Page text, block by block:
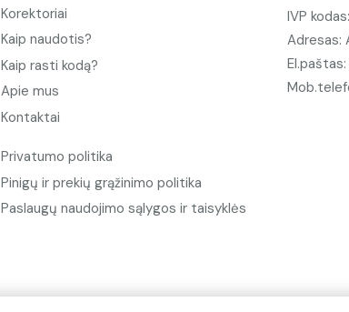
Korektoriai
Kaip naudotis?
Kaip rasti kodą?
Apie mus
Kontaktai
Privatumo politika
Pinigų ir prekių grąžinimo politika
Paslaugų naudojimo sąlygos ir taisyklės
IVP
Adresas: